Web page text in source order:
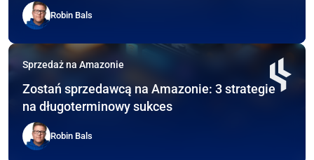
Robin Bals
Sprzedaż na Amazonie
Zostań sprzedawcą na Amazonie: 3 strategie
na długoterminowy sukces
Robin Bals